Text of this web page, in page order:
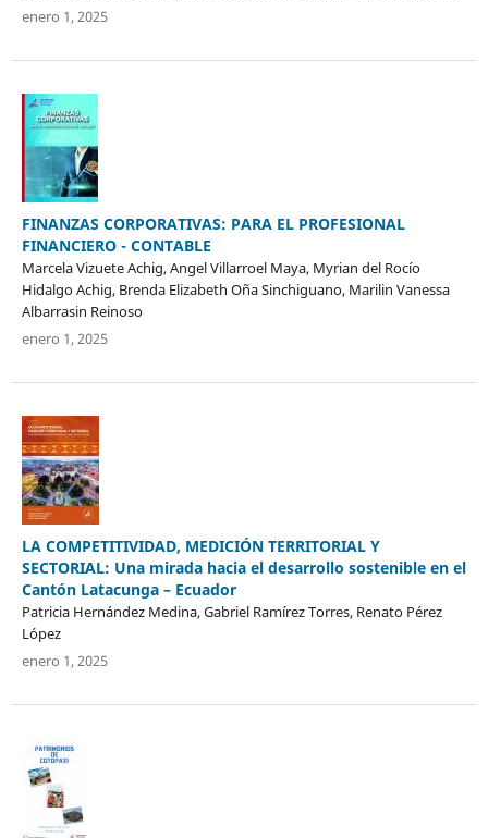
enero 1, 2025
FINANZAS CORPORATIVAS: PARA EL PROFESIONAL
FINANCIERO - CONTABLE
Marcela Vizuete Achig, Angel Villarroel Maya, Myrian del Rocío
Hidalgo Achig, Brenda Elizabeth Oña Sinchiguano, Marilin Vanessa
Albarrasin Reinoso
enero 1, 2025
LA COMPETITIVIDAD, MEDICIÓN TERRITORIAL Y
SECTORIAL: Una mirada hacia el desarrollo sostenible en el
Cantón Latacunga – Ecuador
Patricia Hernández Medina, Gabriel Ramírez Torres, Renato Pérez
López
enero 1, 2025